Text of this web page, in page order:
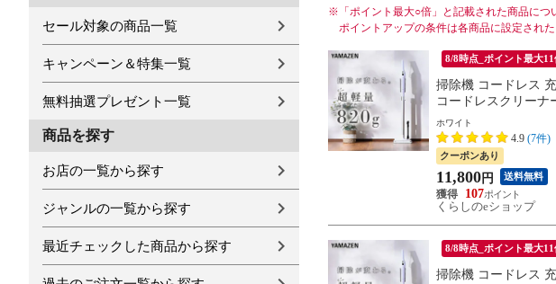
セール対象の商品一覧
キャンペーン＆特集一覧
無料抽選プレゼント一覧
商品を探す
お店の一覧から探す
ジャンルの一覧から探す
最近チェックした商品から探す
※ 「ポイント最大○倍」と記載された商品に
ポイントアップの条件は各商品に設定され
8/8時点_ポイント最大11
掃除機 コードレス
コードレスクリーナ
ホワイト
4.9 (7件)
クーポンあり
11,800 円 送料無料
107
くらしのeショップ
8/8時点_ポイント最大11
掃除機 コードレス